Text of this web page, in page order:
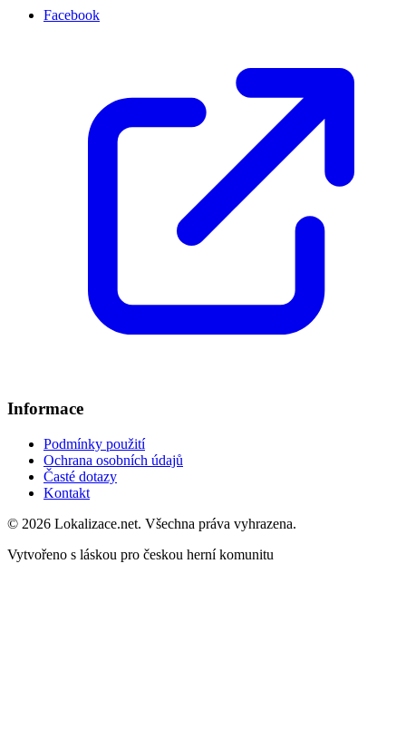
Facebook
Informace
Podmínky použití
Ochrana osobních údajů
Časté dotazy
Kontakt
© 2026 Lokalizace.net. Všechna práva vyhrazena.
Vytvořeno s láskou pro českou herní komunitu